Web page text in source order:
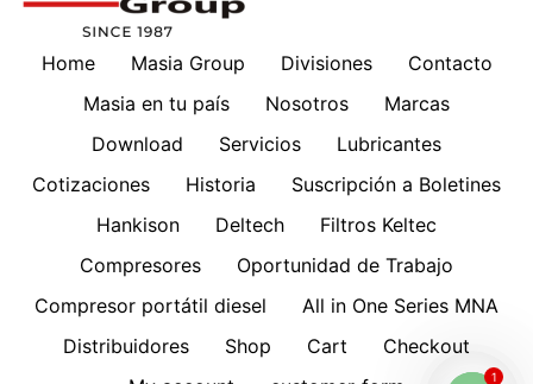
Home Masia Group Divisiones
Contacto
Masia en tu país
Nosotros
Marcas
Download
Servicios
Lubricantes
Cotizaciones
Historia
Suscripción a Boletines
Hankison
Deltech
Filtros Keltec
Compresores
Oportunidad de Trabajo
Compresor portátil diesel
All in One Series MNA
Distribuidores
Shop Cart
Checkout
1